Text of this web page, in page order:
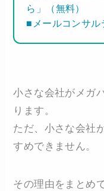
ら」（無料）
■メールコンサル
小さな会社がメガ
ります。
ただ、小さな会社
すめできません。
その理由をまとめ